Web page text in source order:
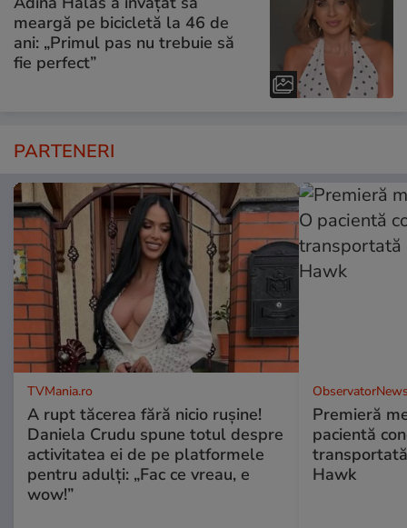
meargă pe bicicletă la 46 de
ani: „Primul pas nu trebuie să
fie perfect”
PARTENERI
TVMania.ro
A rupt tăcerea fără nicio rușine!
Daniela Crudu spune totul despre
activitatea ei de pe platformele
pentru adulți: „Fac ce vreau, e
wow!”
Premieră
pacientă
Hawk